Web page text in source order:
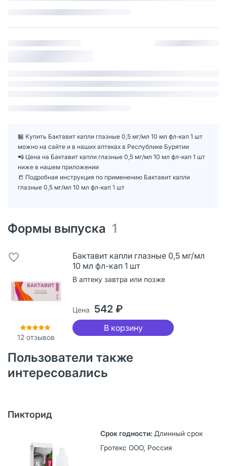
🏪 Купить Бактавит капли глазные 0,5 мг/мл 10 мл фл-кап 1 шт
можно на сайте и в наших аптеках в Республике Бурятии
📲 Цена на Бактавит капли глазные 0,5 мг/мл 10 мл фл-кап 1 шт
ниже в нашем приложении
📒 Подробная инструкция по применению Бактавит капли
глазные 0,5 мг/мл 10 мл фл-кап 1 шт
Формы выпуска 1
12 отзывов
Бактавит капли глазные 0,5 мг/мл
10 мл фл-кап 1 шт
В аптеку завтра или позже
Цена 542 ₽
В корзину
Пользователи также
интересовались
Пикторид
Длинный срок
Гротекс ООО, Россия